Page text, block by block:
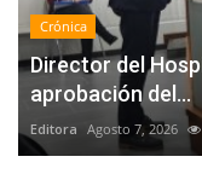
Crónica
Director del
aprobación del...
Editora Agosto 7, 2026